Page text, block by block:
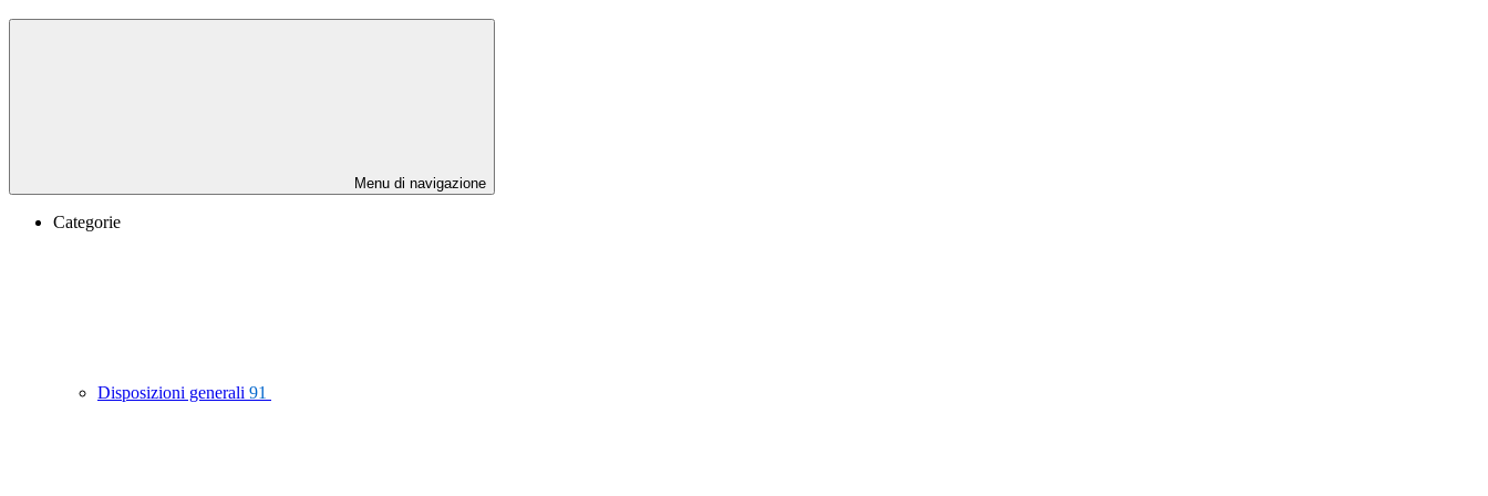
Menu di navigazione
Categorie
Disposizioni generali 91